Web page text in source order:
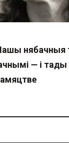
нябачныя
— і тады